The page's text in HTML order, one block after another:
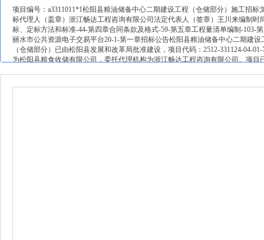
项目编号：a3311011*1松阳县粮油储备中心二期建设工程（仓储部分）施工招
标代理人（盖章）浙江畅达工程咨询有限公司法定代表人（签章）王川来编制
标、定标方法和标准-44-第四章合同条款及格式-59-第五章工程量清单编制-103-
丽水市公共资源电子交易平台20-1-第一章招标公告松阳县粮油储备中心二期建
（仓储部分）已由松阳县发展和改革局批准建设，项目代码：2512-331124-04-
为松阳县粮食收储有限公司，委托代理机构为浙江畅达工程咨询有限公司。项
体详见提供的工程量清单），其中，?建筑面积1566413㎡。不包括：/。本次招